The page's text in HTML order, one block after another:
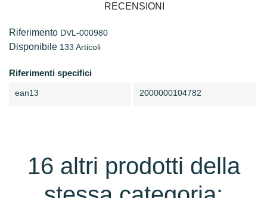
RECENSIONI
Riferimento DVL-000980
Disponibile 133 Articoli
Riferimenti specifici
ean13 2000000104782
16 altri prodotti della